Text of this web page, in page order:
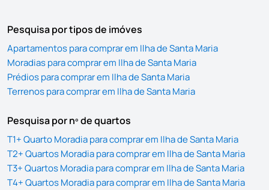
Pesquisa por tipos de imóves
Apartamentos para comprar em Ilha de Santa Maria
Moradias para comprar em Ilha de Santa Maria
Prédios para comprar em Ilha de Santa Maria
Terrenos para comprar em Ilha de Santa Maria
Pesquisa por nº de quartos
T1+ Quarto Moradia para comprar em Ilha de Santa Maria
T2+ Quartos Moradia para comprar em Ilha de Santa Maria
T3+ Quartos Moradia para comprar em Ilha de Santa Maria
T4+ Quartos Moradia para comprar em Ilha de Santa Maria